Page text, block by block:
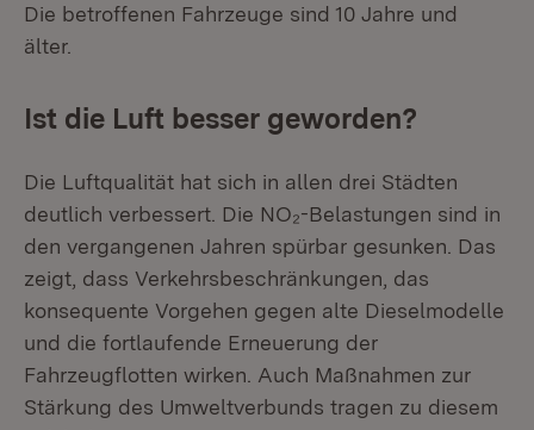
Die betroffenen Fahrzeuge sind 10 Jahre und
älter.
Ist die Luft besser geworden?
Die Luftqualität hat sich in allen drei Städten
deutlich verbessert. Die NO₂-Belastungen sind in
den vergangenen Jahren spürbar gesunken. Das
zeigt, dass Verkehrsbeschränkungen, das
konsequente Vorgehen gegen alte Dieselmodelle
und die fortlaufende Erneuerung der
Fahrzeugflotten wirken. Auch Maßnahmen zur
Stärkung des Umweltverbunds tragen zu diesem